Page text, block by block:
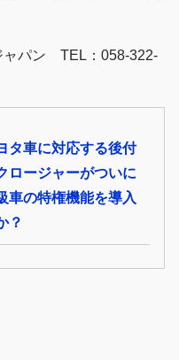
ャパン TEL：058-322-
タ車に対応する後付
ロージャーがついに
車の特権機能を導入
？